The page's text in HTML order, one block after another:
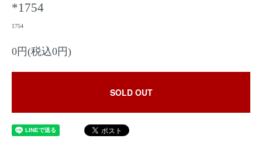
*1754
1754
0円(税込0円)
SOLD OUT